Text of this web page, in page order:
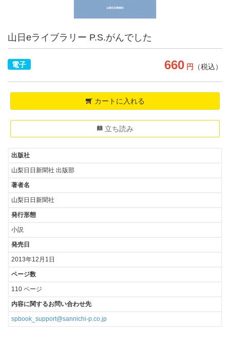
山日eライブラリー P.S.がんでした
電子 660 円 （税込）
カートに入れる
立ち読み
出版社
山梨日日新聞社 出版部
著者名
山梨日日新聞社
発行形態
小説
発売日
2013年12月1日
ページ数
110 ページ
内容に関するお問い合わせ先
spbook_support@sannichi-p.co.jp